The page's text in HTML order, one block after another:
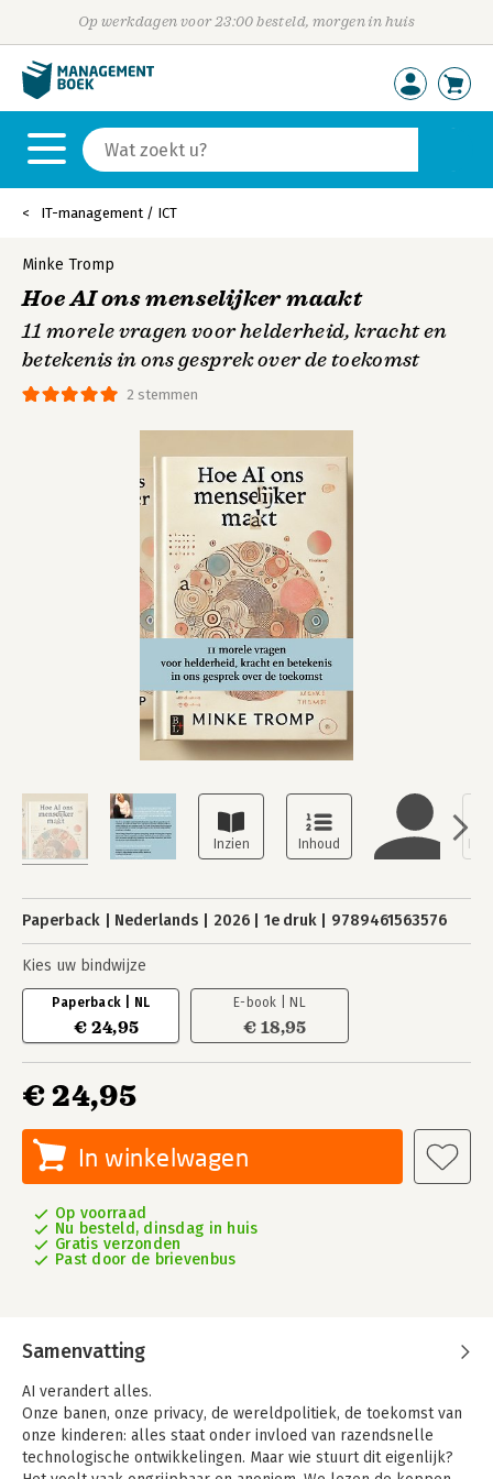
Op werkdagen voor 23:00 besteld, morgen in huis
IT-management / ICT
2 stemmen
Minke Tromp
Hoe AI ons menselijker maakt
11 morele vragen voor helderheid, kracht en
betekenis in ons gesprek over de toekomst
Paperback Nederlands 2026 1e druk 9789461563576
Kies uw bindwijze
Paperback | NL
€ 24,95
E-book | NL
€ 18,95
€ 24,95
In winkelwagen
Op voorraad
Nu besteld, dinsdag in huis
Gratis verzonden
Past door de brievenbus
Samenvatting
AI verandert alles.
Onze banen, onze privacy, de wereldpolitiek, de toekomst van
onze kinderen: alles staat onder invloed van razendsnelle
technologische ontwikkelingen. Maar wie stuurt dit eigenlijk?